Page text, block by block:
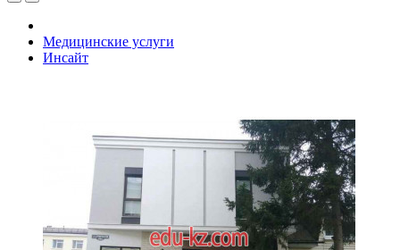
Медицинские услуги
Инсайт